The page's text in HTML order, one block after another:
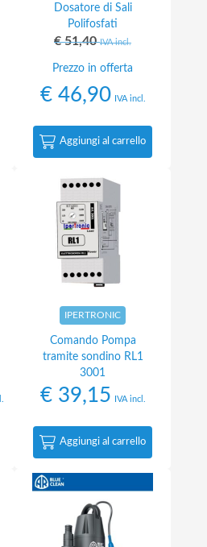
Dosatore di Sali
Polifosfati
€51,40 IVA incl.
Prezzo in offerta
€46,90 IVA incl.
Aggiungi al carrello
IPERTRONIC
Comando Pompa
tramite sondino RL1
3001
€39,15 IVA incl.
Aggiungi al carrello